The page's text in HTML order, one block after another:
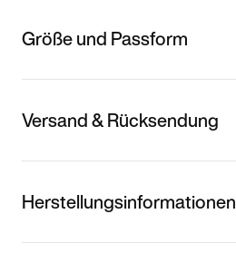
Größe und Passform
Versand & Rücksendung
Herstellungsinformationen